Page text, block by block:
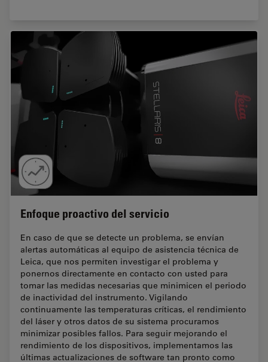
Enfoque proactivo del servicio
En caso de que se detecte un problema, se envían
alertas automáticas al equipo de asistencia técnica de
Leica, que nos permiten investigar el problema y
ponernos directamente en contacto con usted para
tomar las medidas necesarias que minimicen el periodo
de inactividad del instrumento. Vigilando
continuamente las temperaturas críticas, el rendimiento
del láser y otros datos de su sistema procuramos
minimizar posibles fallos. Para seguir mejorando el
rendimiento de los dispositivos, implementamos las
últimas actualizaciones de software tan pronto como